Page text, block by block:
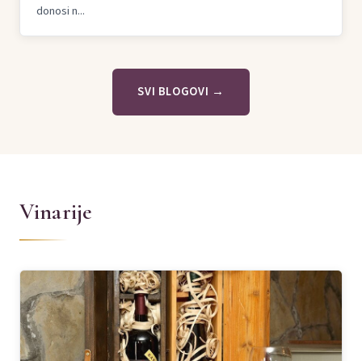
donosi n...
SVI BLOGOVI →
Vinarije